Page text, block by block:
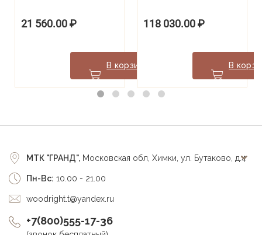
21 560.00₽
В корзину
118 030.00₽
В
МТК "ГРАНД", Московская обл, Химки, ул. Бутаково, д.4
Пн-Вс: 10.00 - 21.00
woodright.t@yandex.ru
+7(800)555-17-36